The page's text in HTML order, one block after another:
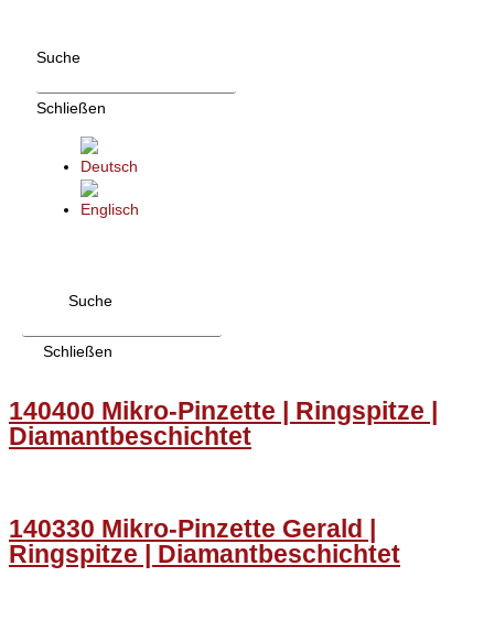
Suche
Schließen
Suche
Schließen
140400 Mikro-Pinzette | Ringspitze |
Diamantbeschichtet
140330 Mikro-Pinzette Gerald |
Ringspitze | Diamantbeschichtet